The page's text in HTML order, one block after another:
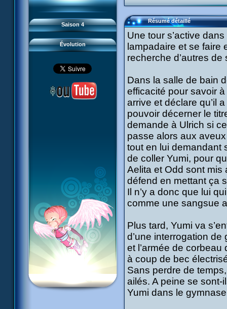
Saison 4
94 Contre-attaque
95 Souvenirs
Évolution
#21 - Faux-semblants
#22 - Mutinerie
#24 - Paradoxe temporel
#25 - Hécatombe
#26 - Ultime mission
Résumé détaillé
Une tour s’active
lampadaire et se faire
recherche d’autres
Dans la salle de bain
efficacité pour savoir
arrive et déclare qu’il
pouvoir décerner le
demande à Ulrich si
passe alors aux
tout en lui demandant
de coller Yumi, pour
Aelita et Odd sont mis
défend en mettant ça
Il n’y a donc que lui
comme une sangsue
Plus tard, Yumi va
d’une interrogation de
et l’armée de
à coup de bec
Sans perdre de
ailés. A peine se sont-
Yumi dans le